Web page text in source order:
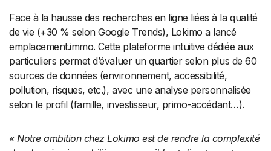
Face à la hausse des recherches en ligne liées à la qualité
de vie (+30 % selon Google Trends), Lokimo a lancé
emplacement.immo. Cette plateforme intuitive dédiée aux
particuliers permet d’évaluer un quartier selon plus de 60
sources de données (environnement, accessibilité,
pollution, risques, etc.), avec une analyse personnalisée
selon le profil (famille, investisseur, primo-accédant…).
« Notre ambition chez Lokimo est de rendre la complexité